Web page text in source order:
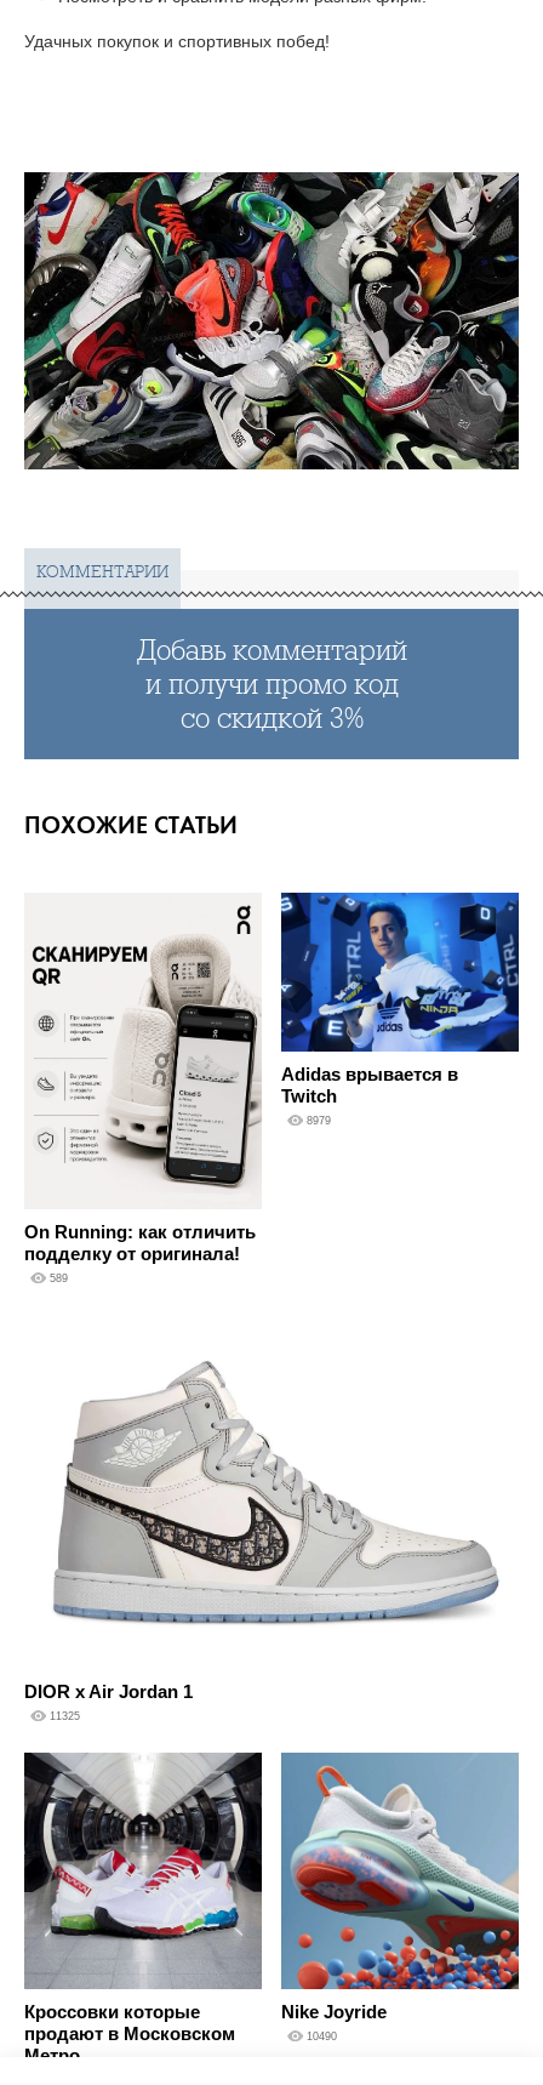
Удачных покупок и спортивных побед!
КОММЕНТАРИИ
Добавь комментарий
и получи промо код
со скидкой 3%
ПОХОЖИЕ СТАТЬИ
On Running: как отличить
подделку от оригинала!
589
Adidas врывается в
Twitch
8979
DIOR x Air Jordan 1
11325
Кроссовки которые
продают в Московском
Метро
Nike Joyride
10490